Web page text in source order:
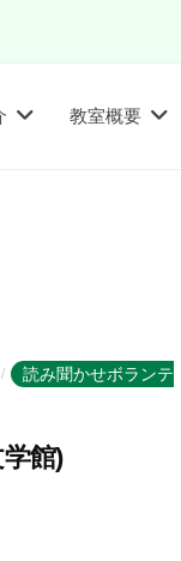
教室概要
/
読み聞かせボランテ
館)